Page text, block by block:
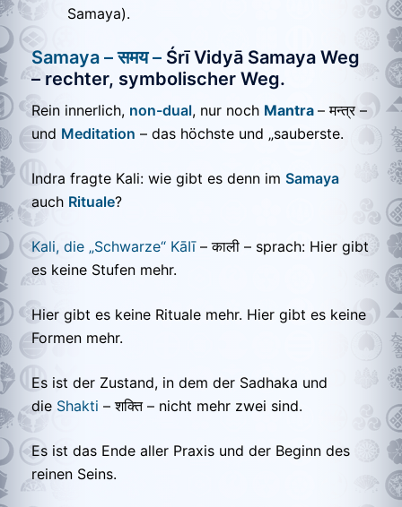
Samaya).
Samaya – समय – Śrī Vidyā Samaya Weg
– rechter, symbolischer Weg.
Rein innerlich, non-dual, nur noch Mantra – मन्त्र –
und Meditation – das höchste und „sauberste.
Indra fragte Kali: wie gibt es denn im Samaya
auch Rituale?
Kali, die „Schwarze“ KāIī– काली – sprach: Hier gibt
es keine Stufen mehr.
Hier gibt es keine Rituale mehr. Hier gibt es keine
Formen mehr.
Es ist der Zustand, in dem der Sadhaka und
die Shakti – शक्ति – nicht mehr zwei sind.
Es ist das Ende aller Praxis und der Beginn des
reinen Seins.